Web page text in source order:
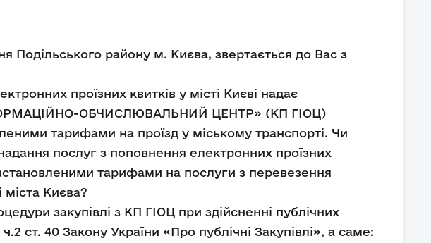
Подільського району м. Києва, звертається до Вас з
проїзних квитків у місті Києві надає
ОБЧИСЛЮВАЛЬНИЙ ЦЕНТР» (КП ГІОЦ)
тарифами на проїзд у міському транспорті. Чи
послуг з поповнення електронних проїзних
тарифами на послуги з перевезення
Києва?
закупівлі з КП ГІОЦ при здійсненні публічних
ст. 40 Закону України «Про публічні Закупівлі», а саме: